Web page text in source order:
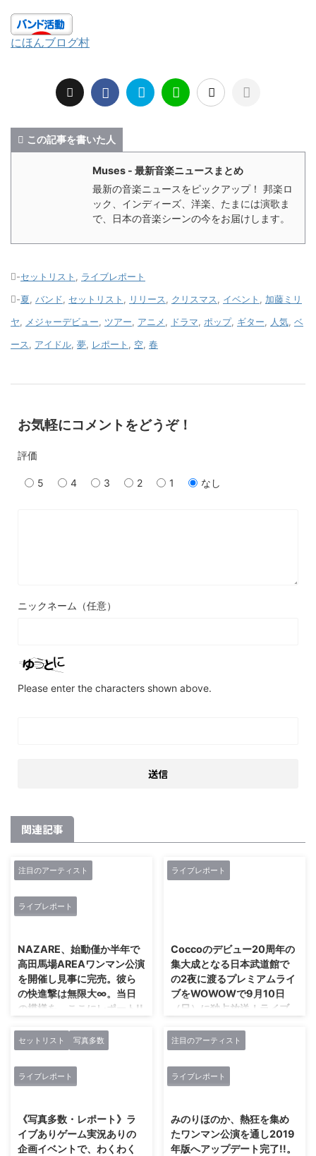
にほんブログ村
この記事を書いた人
Muses - 最新音楽ニュースまとめ
最新の音楽ニュースをピックアップ！ 邦楽ロ
ック、インディーズ、洋楽、たまには演歌ま
で、日本の音楽シーンの今をお届けします。
-セットリスト
ライブレポート
-夏 バンド セットリスト リリース クリスマス イベント
加藤ミリ
ヤ
メジャーデビュー ツアー アニメ ドラマ ポップ, ギター 人気 ベ
ース
アイドル 夢 レポート 空 春
お気軽にコメントをどうぞ！
評価
5 4 3 2 1 なし
ニックネーム（任意）
Please enter the characters shown above.
関連記事
注目のアーティスト
ライブレポート
NAZARE、始動僅か半年で
高田馬場AREAワンマン公演
を開催し見事に完売。彼ら
の快進撃は無限大∞。当日
の模様を、ここにレポート!!
BlackHoleにて行われた始動ワン
ONEMAN LIVE【荊海】」を即日
ソールドアウト。その勢いを受
ONEMAN TOUR【荊海
BEYOND】」を発表。同ツアー
のファイナル公演となった4月28
ライブレポート
Coccoのデビュー20周年の
集大成となる日本武道館で
の2夜に渡るプレミアムライ
ブをWOWOWで9月10日
（日）に独占放送！ライブ
http://www.wowow.co.jp/cocco/
たCoccoが2017年、デビュー20
周年の大きな節目を迎え、7月12
ぶりとなる日本武道館公演を行な
った。12日の公演を「一の巻」、
14日の公演を「二の巻」と銘打
ち、各日バンドメンバーを替え、
セットリスト 写真多数
ライブレポート
《写真多数・レポート》ラ
イブありゲーム実況ありの
企画イベントで、わくわく
注目のアーティスト
ライブレポート
みのりほのか、熱狂を集め
たワンマン公演を通し2019
年版へアップデート完了!!。